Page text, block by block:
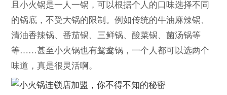
且小火锅是一人一锅，可以根据个人的口味选择不同
的锅底，不受大锅的限制。例如传统的牛油麻辣锅、
清油香辣锅、番茄锅、三鲜锅、酸菜锅、菌汤锅等
等……甚至小火锅也有鸳鸯锅，一个人都可以选两个
味道，真是很灵活啊。